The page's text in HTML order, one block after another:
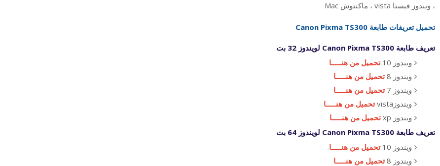
، ويندوز فيستا vista ، ماكنتوش Mac
تحميل تعريفات طابعة Canon Pixma TS300
تعريف طابعة Canon Pixma TS300 لويندوز 32 بت
ويندوز 10
تحميل من هنـــــا
ويندوز 8
تحميل من هنـــــا
ويندوز 7
تحميل من هنـــــا
ويندوزvista
تحميل من هنـــــا
ويندوز xp
تحميل من هنـــــا
تعريف طابعة Canon Pixma TS300 لويندوز 64 بت
ويندوز 10
تحميل من هنـــــا
ويندوز 8
تحميل من هنـــــا